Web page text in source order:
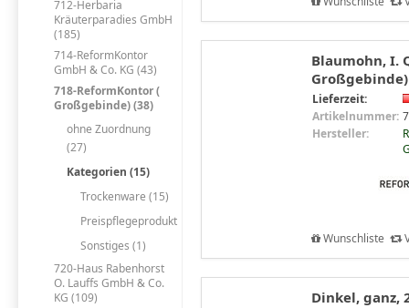
712-Herbaria
Kräuterparadies GmbH
(185)
714-ReformKontor
GmbH & Co. KG (43)
718-ReformKontor (
Großgebinde) (38)
ohne Zuordnung
(27)
Kategorien (15)
Trockenware (15)
Preispflegeprodukt
Sonstiges (1)
720-Haus Rabenhorst
O. Lauffs GmbH & Co.
KG (109)
Blaumohn, I.
Großgebinde)
Lieferzeit:
Artikelnummer:
Hersteller:
Wunschliste
Dinkel, ganz,